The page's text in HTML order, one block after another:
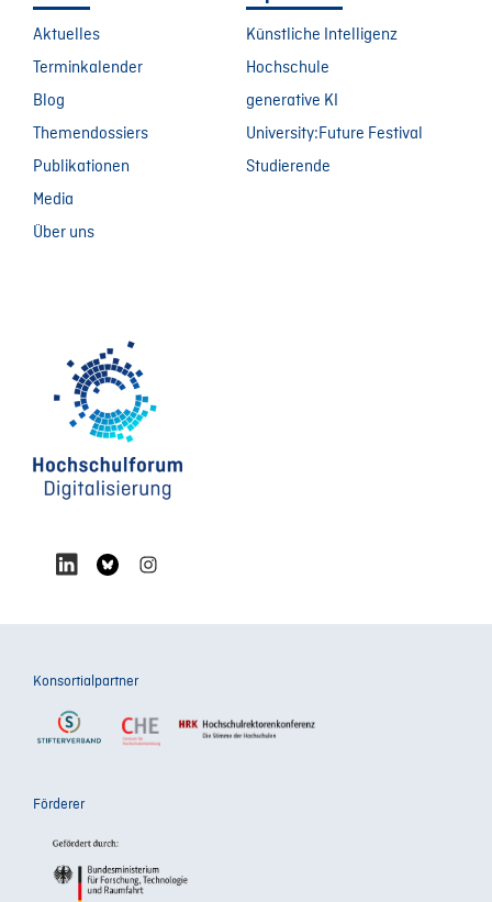
Aktuelles
Terminkalender
Blog
Themendossiers
Publikationen
Media
Über uns
Künstliche Intelligenz
Hochschule
generative KI
University:Future Festival
Studierende
Konsortialpartner
Förderer